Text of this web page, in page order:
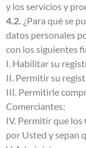
y los servicios y
4.2. ¿Para qué se
datos personales
con los siguientes
I. Habilitar su
II. Permitir su
III. Permitirle
Comerciantes;
IV. Permitir que
por Usted y sepan